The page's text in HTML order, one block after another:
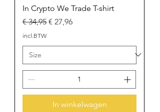
In Crypto We Trade T-shirt
Normale prijs
€ 34,95 Verkoopprijs
€ 27,96
incl.BTW
In winkelwagen